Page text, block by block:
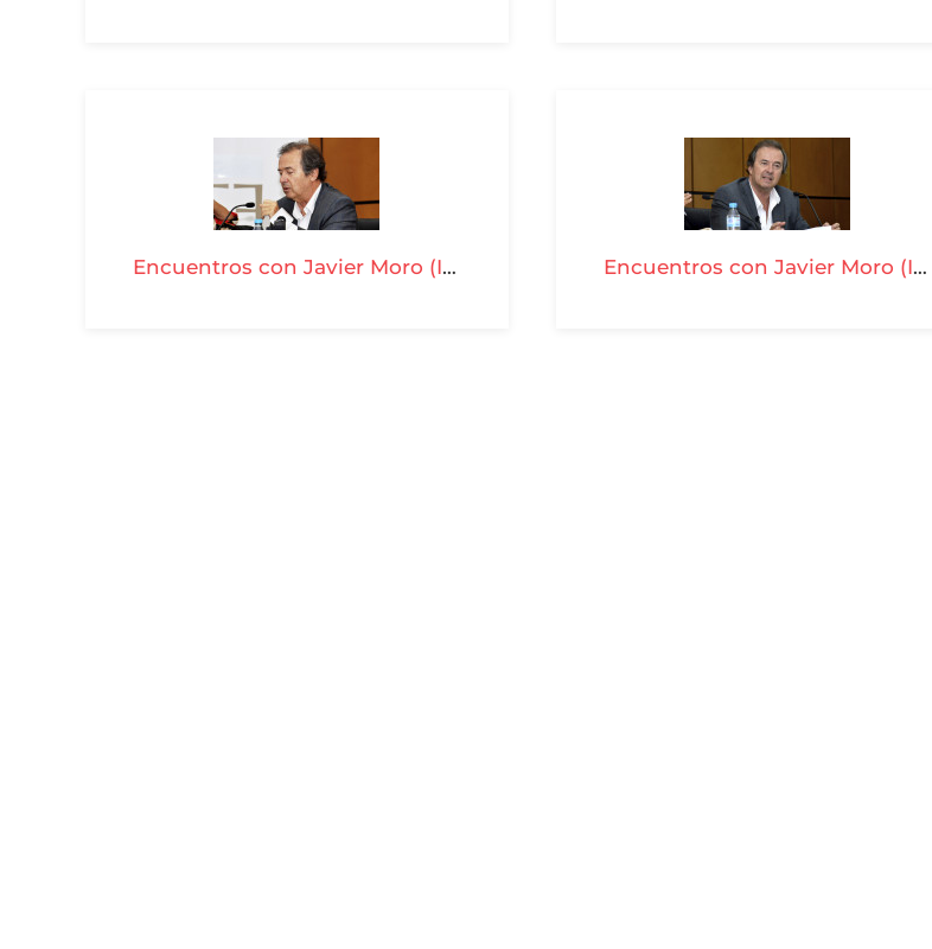
Encuentros con Javier Moro (II) - T03-P22 Encuentros con Javier Moro (I) - T03-P21